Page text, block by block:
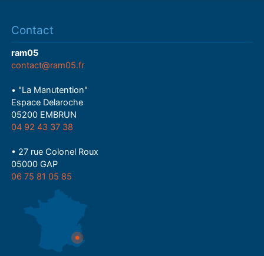
Contact
ram05
contact@ram05.fr
• "La Manutention"
Espace Delaroche
05200 EMBRUN
04 92 43 37 38
• 27 rue Colonel Roux
05000 GAP
06 75 81 05 85